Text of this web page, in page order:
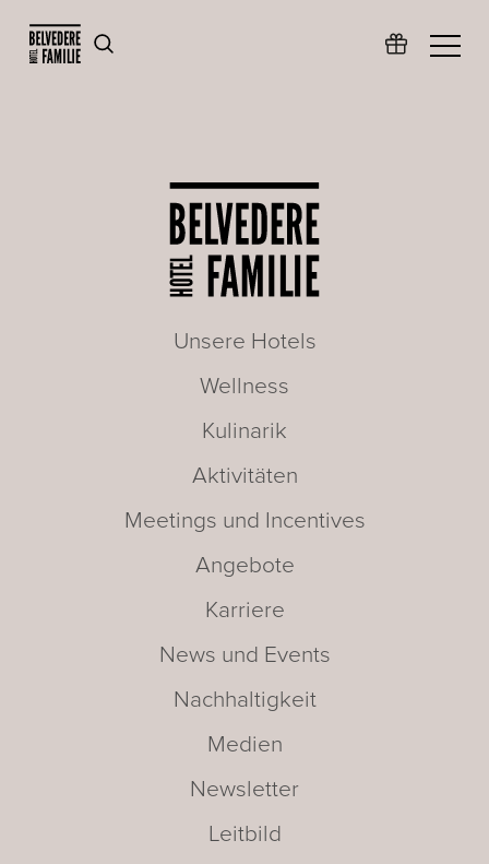
Unsere Hotels
Wellness
Kulinarik
Aktivitäten
Meetings und Incentives
Angebote
Karriere
News und Events
Nachhaltigkeit
Medien
Newsletter
Leitbild